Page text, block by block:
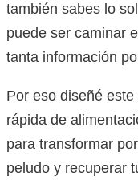
también sabes lo
puede ser caminar
tanta información
Por eso diseñé
rápida de
para transformar
peludo y recuperar